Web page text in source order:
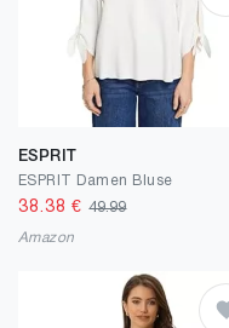
ESPRIT
ESPRIT Damen Bluse
38.38 €49.99
Amazon